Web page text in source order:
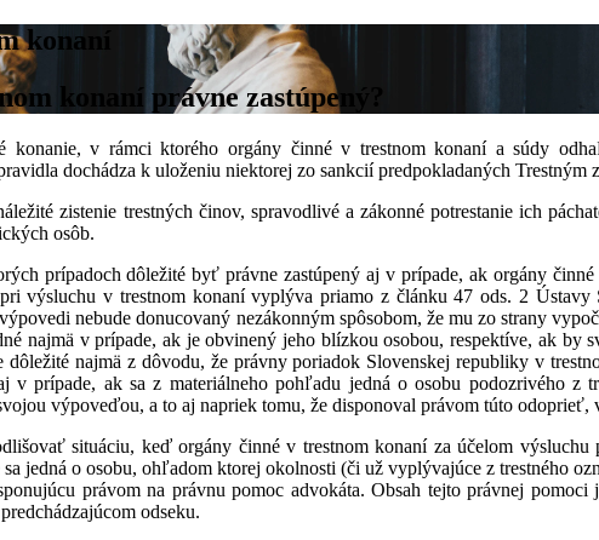
konaní
konaní právne zastúpený?
konanie, v rámci ktorého orgány činné v trestnom konaní a súdy
dochádza k uloženiu niektorej zo sankcií predpokladaných Trestným
zistenie trestných činov, spravodlivé a zákonné potrestanie ich
osôb.
prípadoch dôležité byť právne zastúpený aj v prípade, ak orgány
výsluchu v trestnom konaní vyplýva priamo z článku 47 ods. 2
nebude donucovaný nezákonným spôsobom, že mu zo strany
najmä v prípade, ak je obvinený jeho blízkou osobou, respektíve, ak by
dôležité najmä z dôvodu, že právny poriadok Slovenskej republiky v
v prípade, ak sa z materiálneho pohľadu jedná o osobu podozrivého
výpoveďou, a to aj napriek tomu, že disponoval právom túto
situáciu, keď orgány činné v trestnom konaní za účelom
jedná o osobu, ohľadom ktorej okolnosti (či už vyplývajúce z trestného
právom na právnu pomoc advokáta. Obsah tejto právnej
odseku.